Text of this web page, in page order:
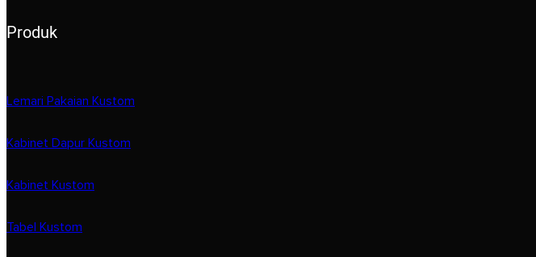
Produk
Lemari Pakaian Kustom
Kabinet Dapur Kustom
Kabinet Kustom
Tabel Kustom